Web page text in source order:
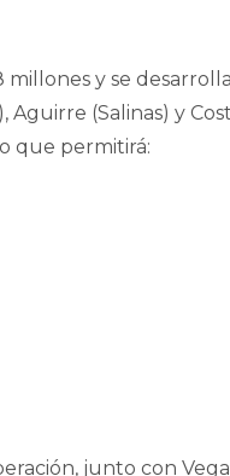
y se
Aguirre (Salinas) y
que permitirá:
junto con